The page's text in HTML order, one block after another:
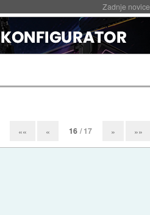
Zadnje novice
«« « 16 / 17 » »»